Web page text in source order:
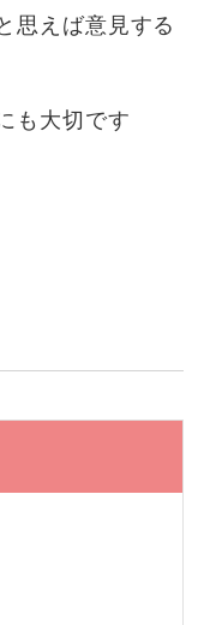
思えば意見する
も大切です